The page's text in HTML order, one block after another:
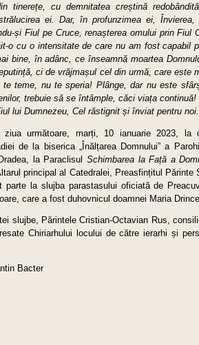
tinerețe, cu demnitatea creștină
ei. Dar, în profunzimea ei,
și Fiul pe Cruce, renașterea omului prin
o cu o intensitate de care nu am fost capabil
bine, în adânc, ce înseamnă moartea
ci de vrăjmașul cel din urmă, care este
te teme, nu te speria! Plânge, dar nu este
trebuie să se întâmple, căci viața
lui Dumnezeu, Cel răstignit și înviat pentru
ziua următoare, marți, 10 ianuarie 2023, la
de la biserica „Înălțarea Domnului” a
la Paraclisul Schimbarea la Față a
principal al Catedralei, Preasfințitul
parte la slujba parastasului oficiată de
care a fost duhovnicul doamnei Maria
slujbe, Părintele Cristian-Octavian Rus,
Chiriarhului locului de către ierarhi și
Bacter